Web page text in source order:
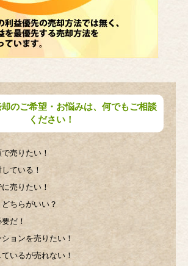
のご希望・お悩みは、何でもご相談
ください！
売りたい！
ている！
売りたい！
ちらがいい？
だ！
ョンを売りたい！
いるが売れない！